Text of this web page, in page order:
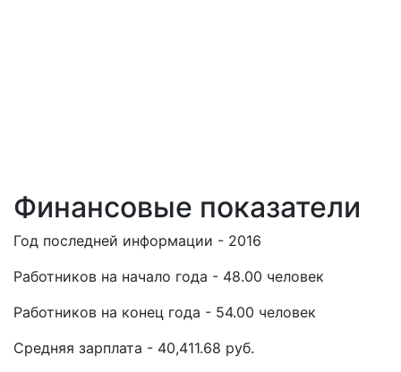
Финансовые показатели
Год последней информации - 2016
Работников на начало года - 48.00 человек
Работников на конец года - 54.00 человек
Средняя зарплата - 40,411.68 руб.